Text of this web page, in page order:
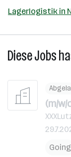
Lagerlogistik in
Diese Jobs
(m/w/
Going